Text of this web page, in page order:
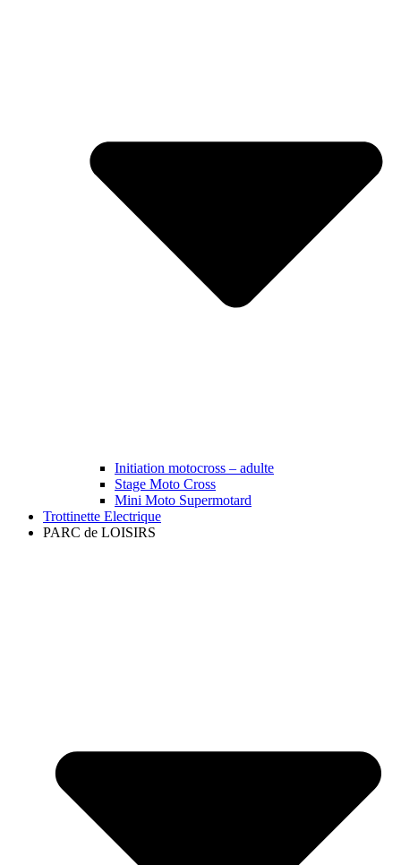
Initiation motocross – adulte
Stage Moto Cross
Mini Moto Supermotard
Trottinette Electrique
PARC de LOISIRS